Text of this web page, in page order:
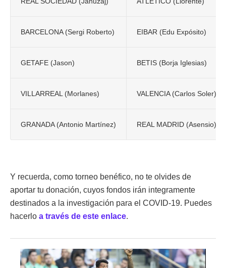
BARCELONA (Sergi Roberto) EIBAR (Edu Expósito)
GETAFE (Jason) BETIS (Borja Iglesias)
VILLARREAL (Morlanes) VALENCIA (Carlos Soler)
GRANADA (Antonio Martínez) REAL MADRID (Asensio)
Y recuerda, como torneo benéfico, no te olvides de
aportar tu donación, cuyos fondos irán integramente
destinados a la investigación para el COVID-19. Puedes
hacerlo a través de este enlace.